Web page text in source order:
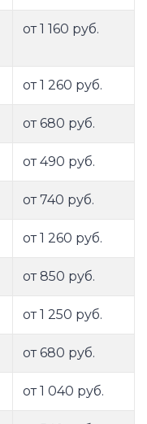
от 1 160 руб.
от 1 260 руб.
от 680 руб.
от 490 руб.
от 740 руб.
от 1 260 руб.
от 850 руб.
от 1 250 руб.
от 680 руб.
от 1 040 руб.